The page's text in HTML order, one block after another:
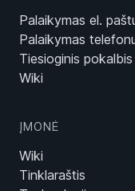
Palaikymas el.
Palaikymas
Tiesioginis pokalbis
Wiki
ĮMONĖ
Wiki
Tinklaraštis